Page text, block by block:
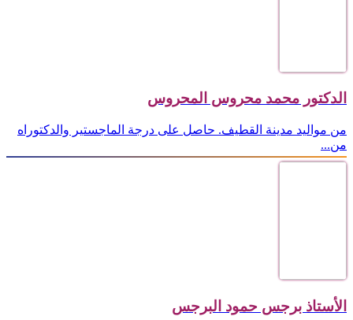
الدكتور محمد محروس المحروس
من مواليد مدينة القطيف. حاصل على درجة الماجستير والدكتوراه
من...
الأستاذ برجس حمود البرجس